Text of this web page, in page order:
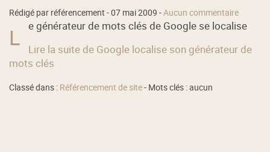
Rédigé par référencement -07 mai 2009 -Aucun commentaire
L
e générateur de mots clés de Google se localise
Lire la suite de Google localise son générateur de
mots clés
Classé dans : Référencement de site- Mots clés : aucun